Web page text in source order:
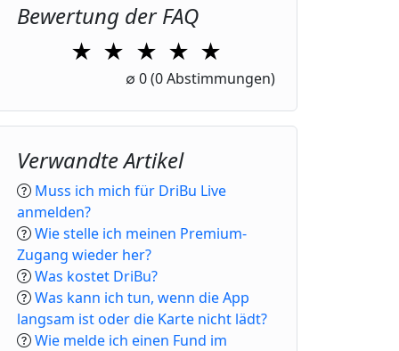
Bewertung der FAQ
★
1 Star
★
2 Stars
★
3 Stars
★
4 Stars
★
5 Stars
∅ 0(0 Abstimmungen)
Verwandte Artikel
Muss ich mich für DriBu Live
anmelden?
Wie stelle ich meinen Premium-
Zugang wieder her?
Was kostet DriBu?
Was kann ich tun, wenn die App
langsam ist oder die Karte nicht lädt?
Wie melde ich einen Fund im